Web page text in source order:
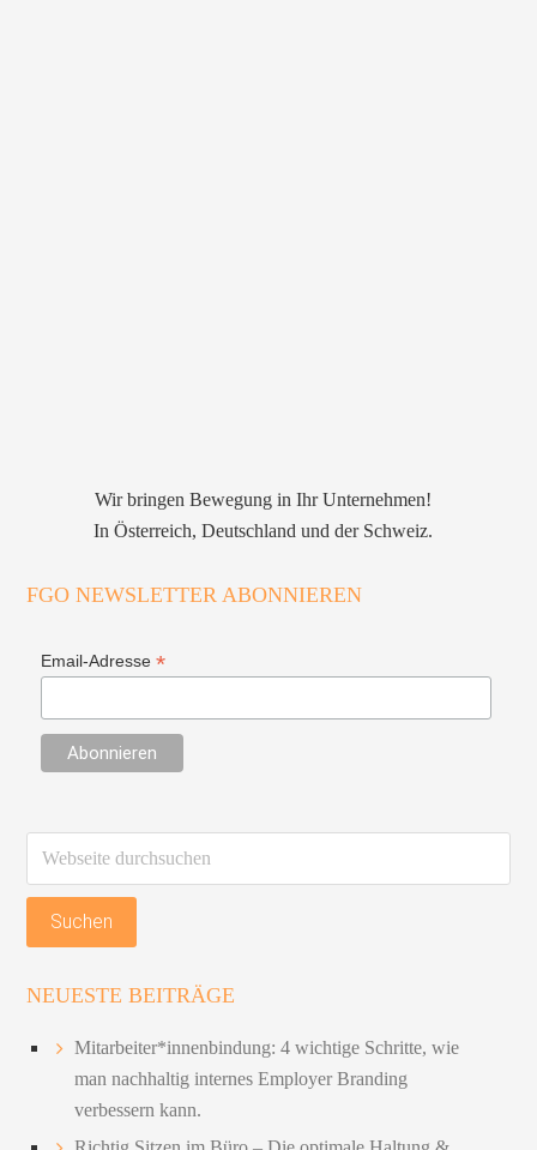
Wir bringen Bewegung in Ihr Unternehmen!
In Österreich, Deutschland und der Schweiz.
FGO NEWSLETTER ABONNIEREN
Email-Adresse*
NEUESTE BEITRÄGE
Mitarbeiter*innenbindung: 4 wichtige Schritte, wie
man nachhaltig internes Employer Branding
verbessern kann.